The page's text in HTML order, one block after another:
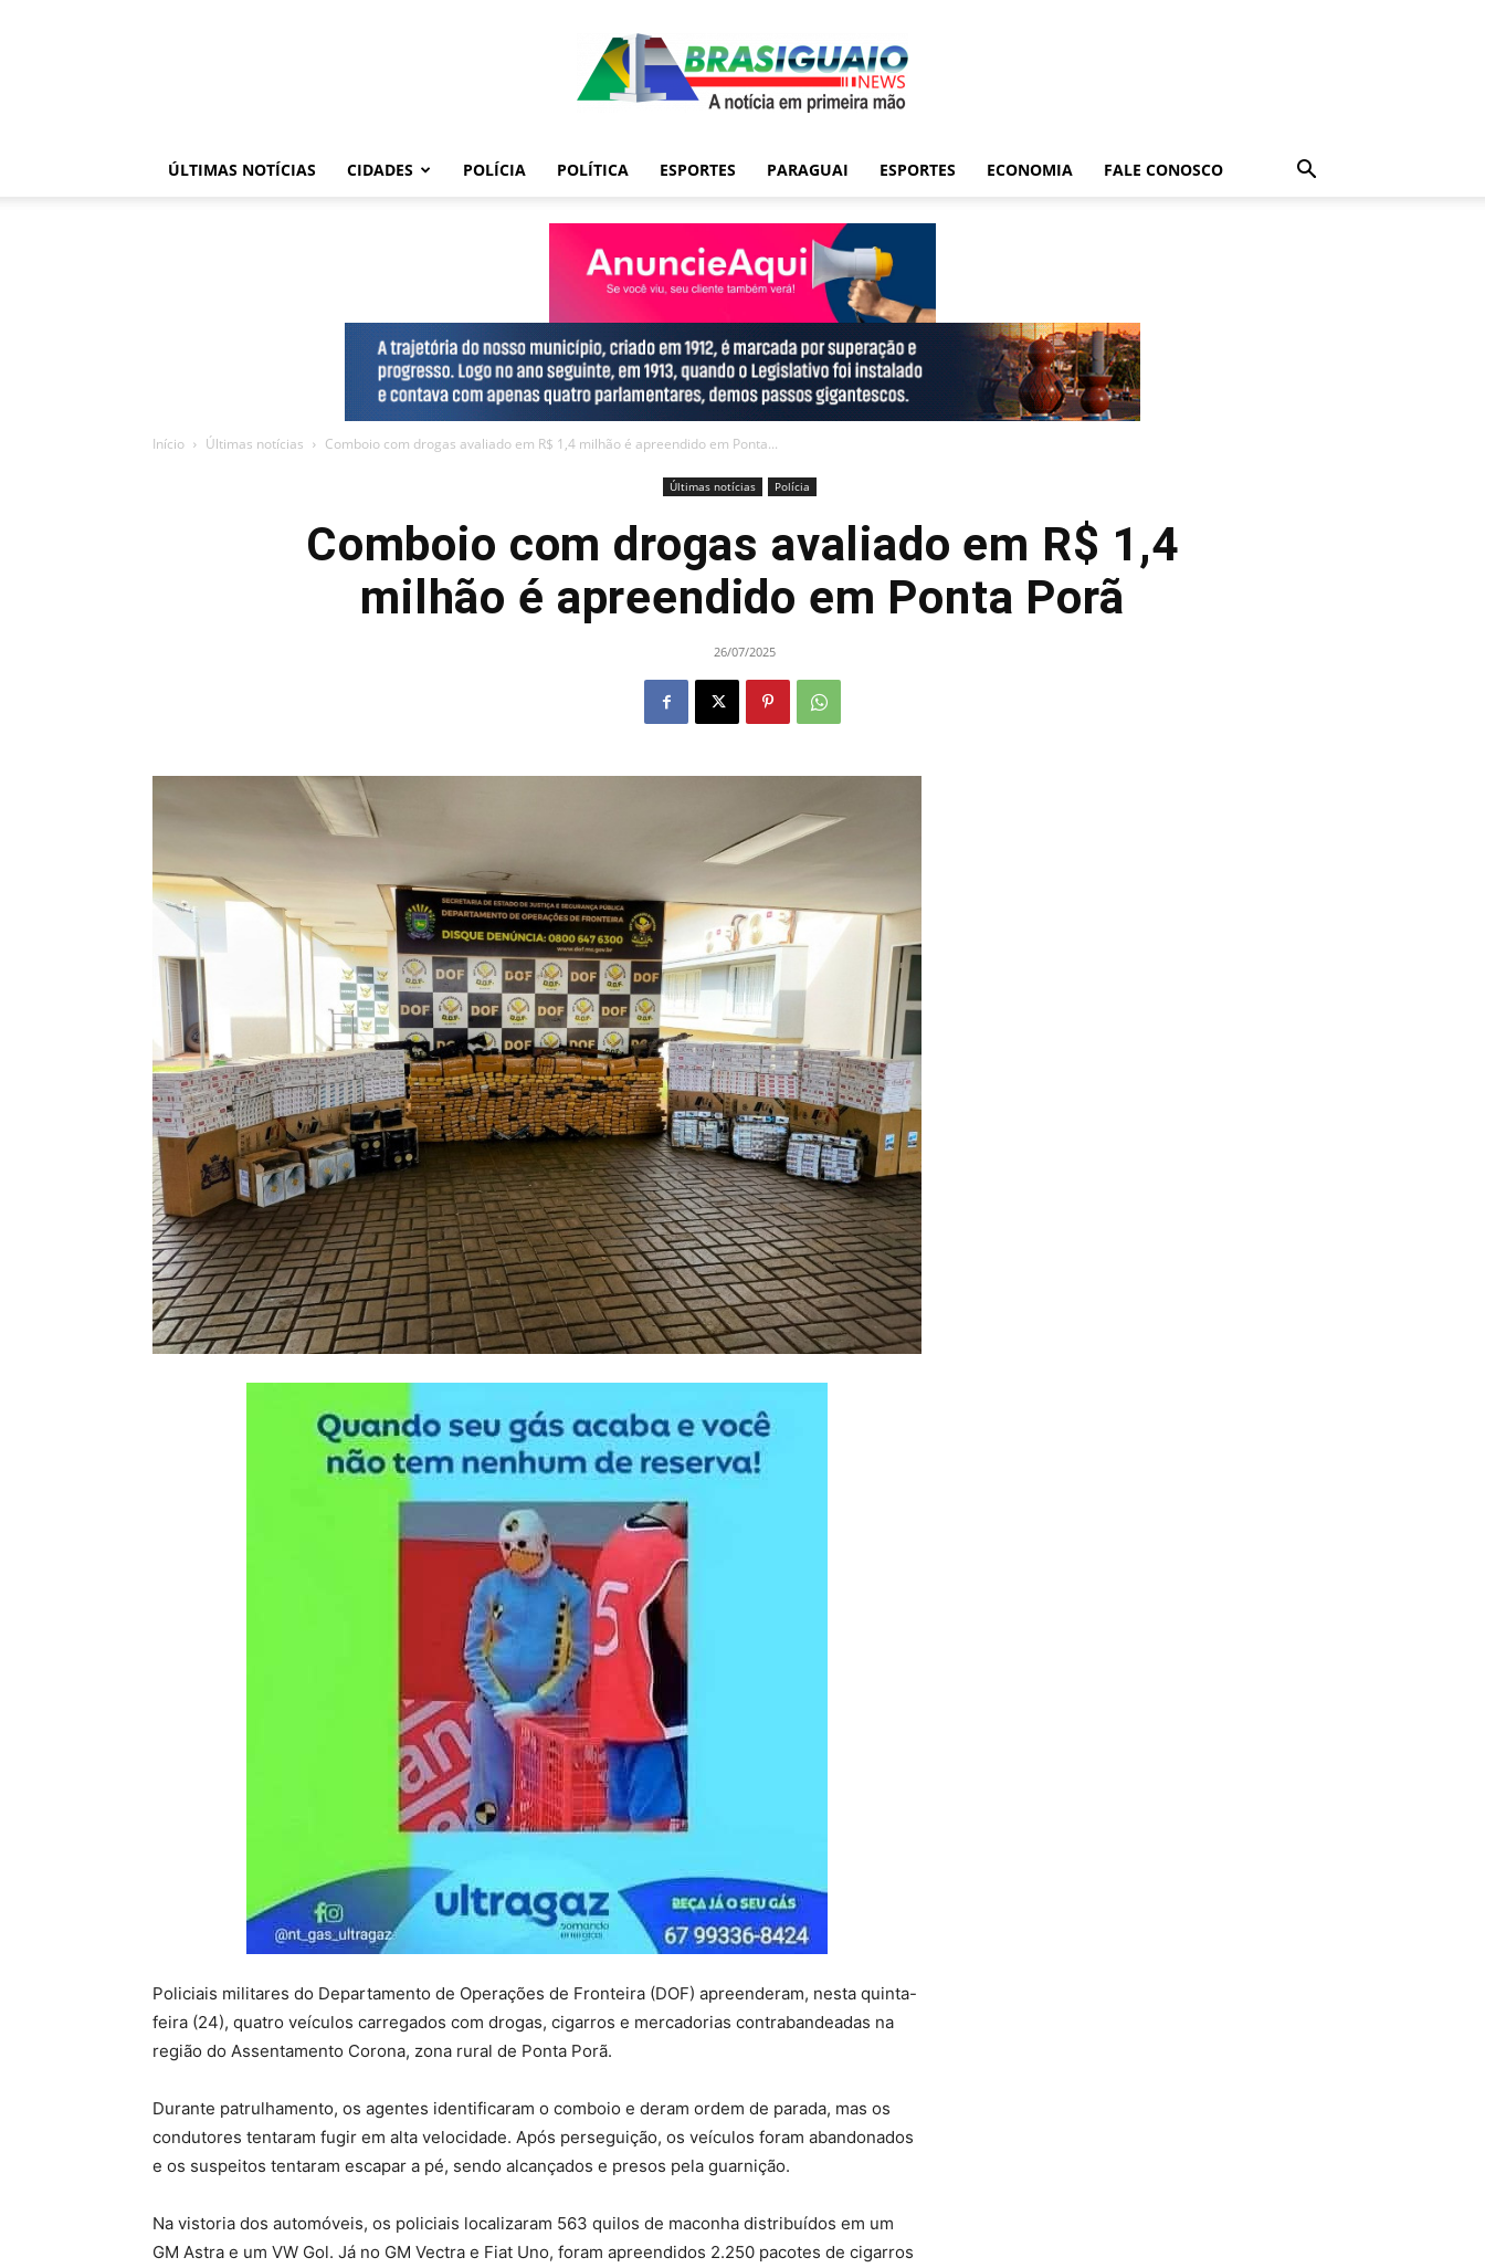
ÚLTIMAS NOTÍCIAS CIDADES POLÍCIA POLÍTICA ESPORTES PARAGUAI ESPORTES ECONOMIA FALE CONOSCO
Início Últimas notícias Comboio com drogas avaliado em R$ 1,4 milhão é apreendido em Ponta...
Últimas notícias Polícia
Comboio com drogas avaliado em R$ 1,4
milhão é apreendido em Ponta Porã
26/07/2025
Policiais militares do Departamento de Operações de Fronteira (DOF) apreenderam, nesta quinta-
feira (24), quatro veículos carregados com drogas, cigarros e mercadorias contrabandeadas na
região do Assentamento Corona, zona rural de Ponta Porã.
Durante patrulhamento, os agentes identificaram o comboio e deram ordem de parada, mas os
condutores tentaram fugir em alta velocidade. Após perseguição, os veículos foram abandonados
e os suspeitos tentaram escapar a pé, sendo alcançados e presos pela guarnição.
Na vistoria dos automóveis, os policiais localizaram 563 quilos de maconha distribuídos em um
GM Astra e um VW Gol. Já no GM Vectra e Fiat Uno, foram apreendidos 2.250 pacotes de cigarros